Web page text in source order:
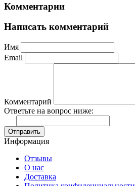
Комментарии
Написать комментарий
Имя
Email
Комментарий
Ответьте на вопрос ниже:
Отправить
Информация
Отзывы
О нас
Доставка